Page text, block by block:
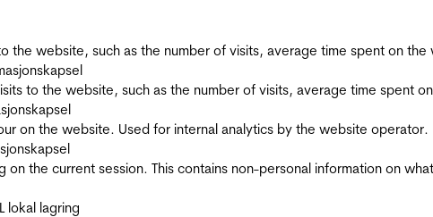
the website, such as the number of visits, average time spent on
to the website, such as the number of visits, average time spent
on the website. Used for internal analytics by the website operator.
on the current session. This contains non-personal information on
lokal lagring